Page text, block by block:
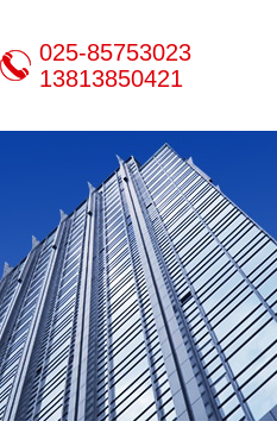
025-85753023
13813850421